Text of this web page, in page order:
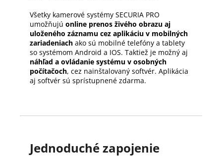
Všetky kamerové systémy SECURIA PRO
umožňujú online prenos živého obrazu aj
uloženého záznamu cez aplikáciu v mobilných
zariadeniach ako sú mobilné telefóny a tablety
so systémom Android a IOS. Taktiež je možný aj
náhľad a ovládanie systému v osobných
počítačoch, cez nainštalovaný softvér. Aplikácia
aj softvér sú sprístupnené zdarma.
Jednoduché zapojenie